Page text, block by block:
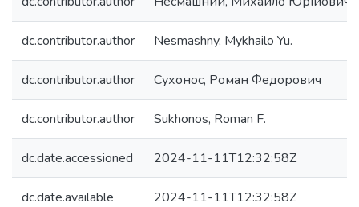
dc.contributor.author Nesmashny, Mykhailo Yu.
dc.contributor.author Сухонос, Роман Федорович
dc.contributor.author Sukhonos, Roman F.
dc.date.accessioned 2024-11-11T12:32:58Z
dc.date.available 2024-11-11T12:32:58Z